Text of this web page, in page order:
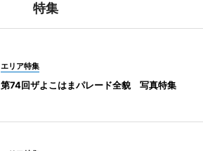
特集
エリア特集
第74回ザよこはまパレード全貌 写真特集